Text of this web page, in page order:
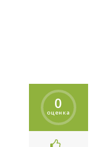
0
оценка